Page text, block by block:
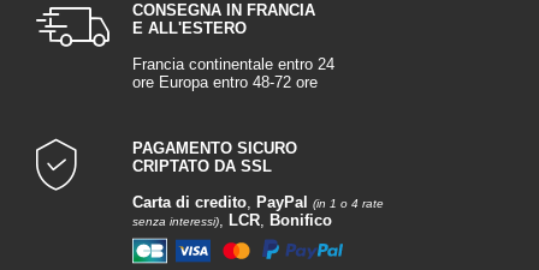
CONSEGNA IN FRANCIA
E ALL'ESTERO
Francia continentale entro 24
ore Europa entro 48-72 ore
PAGAMENTO SICURO
CRIPTATO DA SSL
Carta di credito, PayPal
(in 1 o 4 rate
senza interessi), LCR, Bonifico